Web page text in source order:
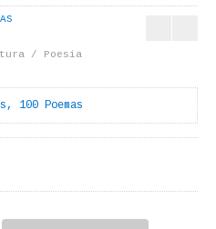
/ Poesia